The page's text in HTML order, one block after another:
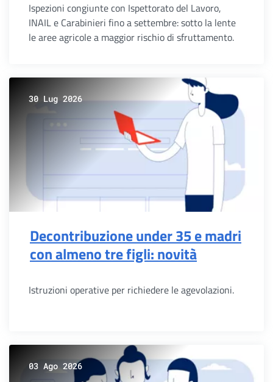
Ispezioni congiunte con Ispettorato del Lavoro,
INAIL e Carabinieri fino a settembre: sotto la lente
le aree agricole a maggior rischio di sfruttamento.
30 Lug 2026
Decontribuzione under 35 e madri
con almeno tre figli: novità
Istruzioni operative per richiedere le agevolazioni.
03 Ago 2026